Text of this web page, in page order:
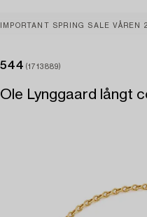
IMPORTANT SPRING SALE VÅREN
544 (1713889)
Ole Lynggaard långt